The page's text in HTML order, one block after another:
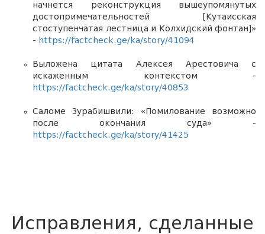
начнется реконструкция вышеупомянутых
достопримечательностей [Кутаисская
стоступенчатая лестница и Колхидский фонтан]»
- https://factcheck.ge/ka/story/41094
Выложена цитата Алексея Арестовича с
искаженным контекстом -
https://factcheck.ge/ka/story/40853
Саломе Зурабишвили: «Помилование возможно
после окончания суда» -
https://factcheck.ge/ka/story/41425
Исправления, сделанные